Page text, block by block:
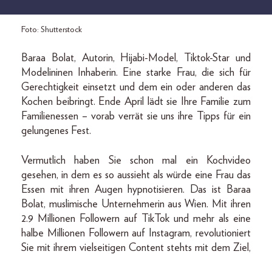
Foto: Shutterstock
Baraa Bolat, Autorin, Hijabi-Model, Tiktok-Star und
Modelininen Inhaberin. Eine starke Frau, die sich für
Gerechtigkeit einsetzt und dem ein oder anderen das
Kochen beibringt. Ende April lädt sie Ihre Familie zum
Familienessen – vorab verrät sie uns ihre Tipps für ein
gelungenes Fest.
Vermutlich haben Sie schon mal ein Kochvideo
gesehen, in dem es so aussieht als würde eine Frau das
Essen mit ihren Augen hypnotisieren. Das ist Baraa
Bolat, muslimische Unternehmerin aus Wien. Mit ihren
2.9 Millionen Followern auf TikTok und mehr als eine
halbe Millionen Followern auf Instagram, revolutioniert
Sie mit ihrem vielseitigen Content stehts mit dem Ziel,